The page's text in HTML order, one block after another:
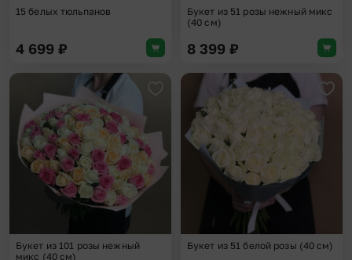
15 белых тюльпанов
4 699 ₽
Букет из 51 розы нежный микс
(40 см)
8 399 ₽
Добавить в избранное
Букет из 101 розы нежный
микс (40 см)
Букет из 51 белой розы (40 см)